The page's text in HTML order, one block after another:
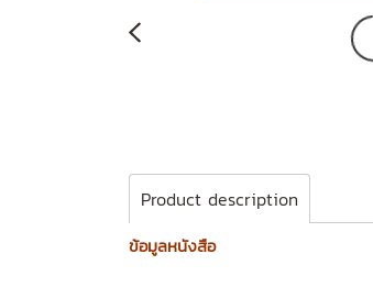
Product description
ข้อมูลหนังสือ